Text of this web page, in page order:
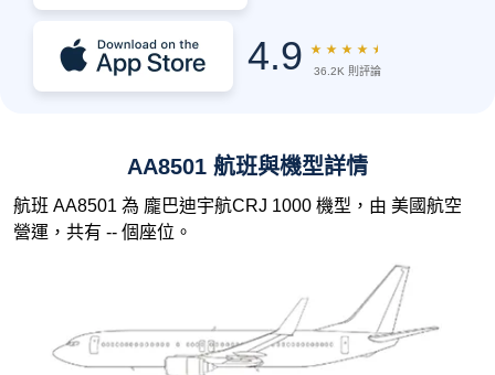
4.9 ★ ★ ★ ★ ★
36.2K 則評論
AA8501 航班與機型詳情
航班 AA8501 為 龐巴迪宇航CRJ 1000 機型，由 美國航空
營運，共有 -- 個座位。